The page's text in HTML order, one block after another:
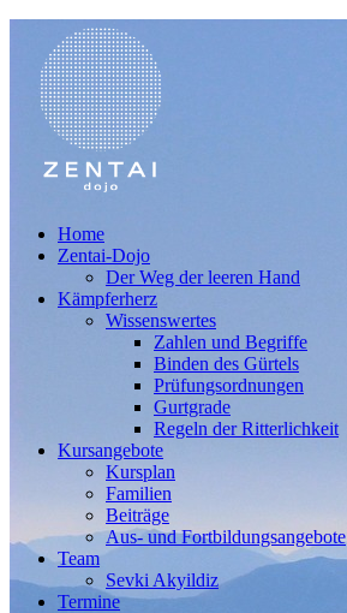
Home
Zentai-Dojo
Der Weg der leeren Hand
Kämpferherz
Wissenswertes
Zahlen und Begriffe
Binden des Gürtels
Prüfungsordnungen
Gurtgrade
Regeln der Ritterlichkeit
Kursangebote
Kursplan
Familien
Beiträge
Aus- und Fortbildungsangebote
Team
Sevki Akyildiz
Termine